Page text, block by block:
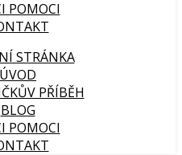
POMOCI
STRÁNKA
ÚVOD
PŘÍBĚH
BLOG
POMOCI